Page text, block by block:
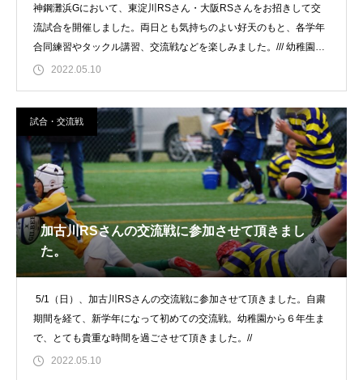
神鋼灘浜Gにおいて、東淀川RSさん・大阪RSさんをお招きして交
流試合を開催しました。両日とも気持ちのよい好天のもと、各学年
合同練習やタックル講習、交流戦などを楽しみました。/// 幼稚園・
１年2022.05.10
試合・交流戦
加古川RSさんの交流戦に参加させて頂きまし
た。
5/1（日）、加古川RSさんの交流戦に参加させて頂きました。自粛
期間を経て、新学年になって初めての交流戦。幼稚園から６年生ま
で、とても貴重な時間を過ごさせて頂きました。//
2022.05.10